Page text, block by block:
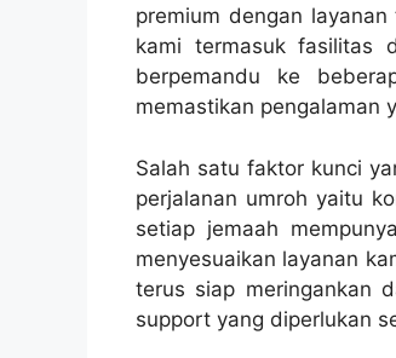
premium dengan
kami termasuk fasilitas
berpemandu ke
memastikan pengalaman
Salah satu faktor kunci
perjalanan umroh yaitu
setiap jemaah
menyesuaikan layanan
terus siap meringankan
support yang diperlukan